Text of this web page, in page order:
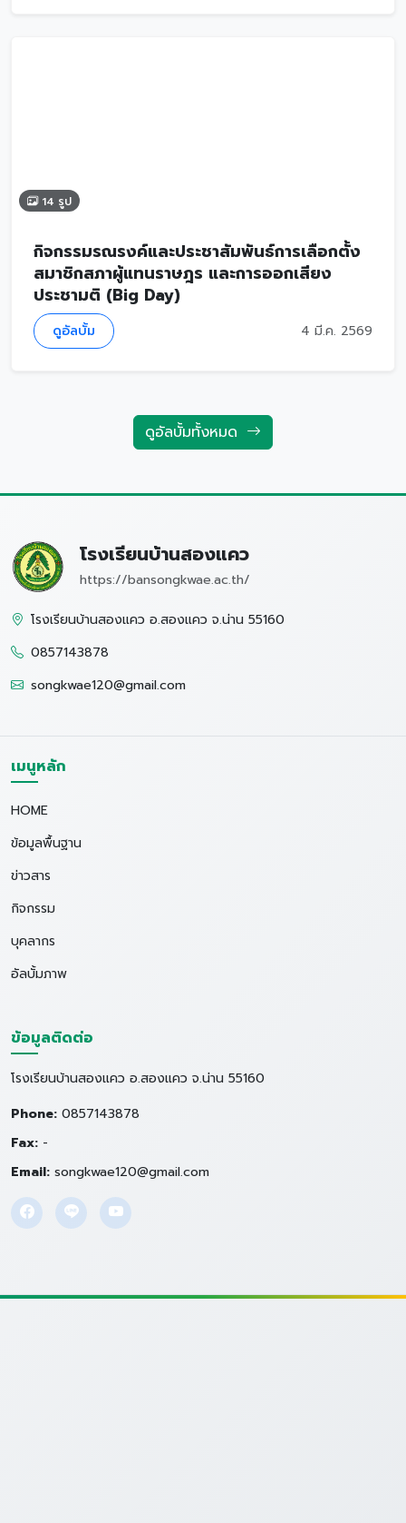
14 รูป
กิจกรรมรณรงค์และประชาสัมพันธ์การเลือกตั้ง
สมาชิกสภาผู้แทนราษฎร และการออกเสียง
ประชามติ (Big Day)
ดูอัลบั้ม 4 มี.ค. 2569
ดูอัลบั้มทั้งหมด
โรงเรียนบ้านสองแคว
https://bansongkwae.ac.th/
โรงเรียนบ้านสองแคว อ.สองแคว จ.น่าน 55160
0857143878
songkwae120@gmail.com
เมนูหลัก
HOME
ข้อมูลพื้นฐาน
ข่าวสาร
กิจกรรม
บุคลากร
อัลบั้มภาพ
ข้อมูลติดต่อ
โรงเรียนบ้านสองแคว อ.สองแคว จ.น่าน 55160
Phone: 0857143878
Fax: -
Email: songkwae120@gmail.com